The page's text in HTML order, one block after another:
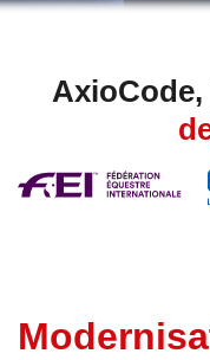
AxioCode,